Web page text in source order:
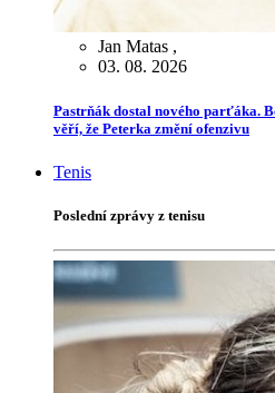
Jan Matas ,
03. 08. 2026
Pastrňák dostal nového parťáka.
věří, že Peterka změní ofenzivu
Tenis
Poslední zprávy z tenisu